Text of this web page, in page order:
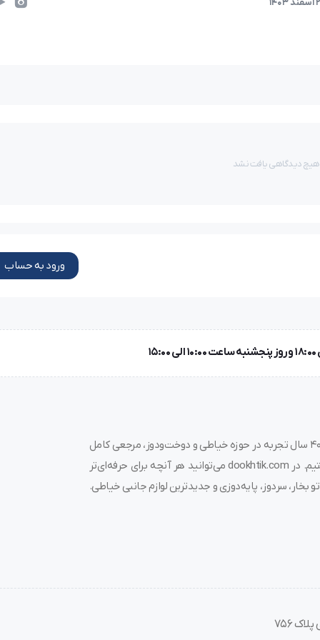
هیچ دیدگاهی یافت نشد
ورود به حساب
به دوختیک خوش آمدید! 🌟 ما در فروشگاه چرخ خیاطی دوختیک، با بیش از ۴۰ سال تجربه در حوزه خیاطی و دوخت‌ودوز، مرجعی کامل
برای خرید چرخ خیاطی، قیمت چرخ خیاطی، لوازم جانبی و قطعات مرتبط هستیم. در dookhtik.com می‌توانید هر آنچه برای حرفه‌ای‌تر
بخار، سردوز، پایه‌دوزی و جدیدترین لوازم جانبی خیاطی.
756